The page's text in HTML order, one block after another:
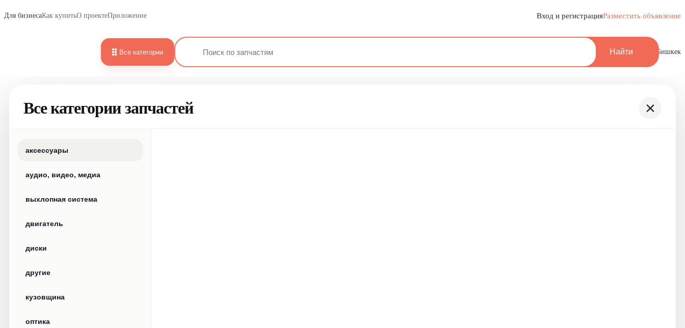
Для бизнесаКак купитьО проектеПриложение Вход и регистрацияРазместить объявление
Все категории Найти Бишкек
Все категории запчастей ×
аксессуары
аудио, видео, медиа
выхлопная система
двигатель
диски
другие
кузовщина
оптика